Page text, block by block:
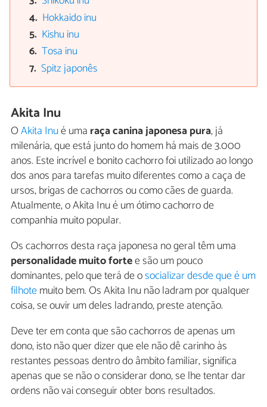
Hokkaido inu
Kishu inu
Tosa inu
Spitz japonês
Akita Inu
OAkita Inué uma raça canina japonesa pura, já
milenária, que está junto do homem há mais de 3.000
anos. Este incrível e bonito cachorro foi utilizado ao longo
dos anos para tarefas muito diferentes como a caça de
ursos, brigas de cachorros ou como cães de guarda.
Atualmente, o Akita Inu é um ótimo cachorro de
companhia muito popular.
Os cachorros desta raça japonesa no geral têm uma
personalidade muito fortee são um pouco
dominantes, pelo que terá de osocializar desde que é um
filhotemuito bem. Os Akita Inu não ladram por qualquer
coisa, se ouvir um deles ladrando, preste atenção.
Deve ter em conta que são cachorros de apenas um
dono, isto não quer dizer que ele não dê carinho às
restantes pessoas dentro do âmbito familiar, significa
apenas que se não o considerar dono, se lhe tentar dar
ordens não vai conseguir obter bons resultados.